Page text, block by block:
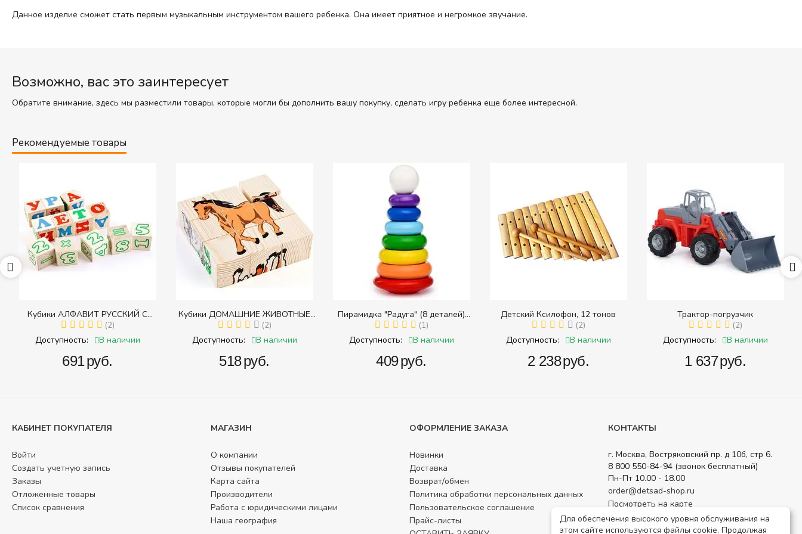
Данное изделие сможет стать первым музыкальным инструментом вашего ребенка. Она имеет приятное и негромкое звучание.
Возможно, вас это заинтересует
Обратите внимание, здесь мы разместили товары, которые могли бы дополнить вашу покупку, сделать игру ребенка еще более интересной.
Рекомендуемые товары
Кубики АЛФАВИТ РУССКИЙ С
ЦИФРАМИ (Томик) (Набор кубиков с
буквами, цифрами, математическими
знаками действий)
(2)
Доступность: В наличии
‍691‍руб.
Кубики ДОМАШНИЕ ЖИВОТНЫЕ
(Томик) (Набор кубиков разрезных
(складных))
(2)
Доступность: В наличии
‍518‍руб.
Пирамидка "Радуга" (8 деталей)
(Пирамидка среднего размера)
(1)
Доступность: В наличии
‍409‍руб.
Детский Ксилофон, 12 тонов
(2)
Доступность: В наличии
‍2 238‍руб.
Трактор-погрузчик
(2)
Доступность: В наличии
‍1 637‍руб.
КАБИНЕТ ПОКУПАТЕЛЯ
Войти
Создать учетную запись
Заказы
Отложенные товары
Список сравнения
МАГАЗИН
О компании
Отзывы покупателей
Карта сайта
Производители
Работа с юридическими лицами
Наша география
ОФОРМЛЕНИЕ ЗАКАЗА
Новинки
Доставка
Возврат/обмен
Политика обработки персональных данных
Пользовательское соглашение
Прайс-листы
КОНТАКТЫ
г. Москва, Востряковский пр. д 10б, стр 6.
8 800 550-84-94 (звонок бесплатный)
Пн-Пт 10.00 - 18.00
order@detsad-shop.ru
Посмотреть на карте
Для обеспечения высокого уровня обслуживания на
этом сайте используются файлы cookie. Продолжая